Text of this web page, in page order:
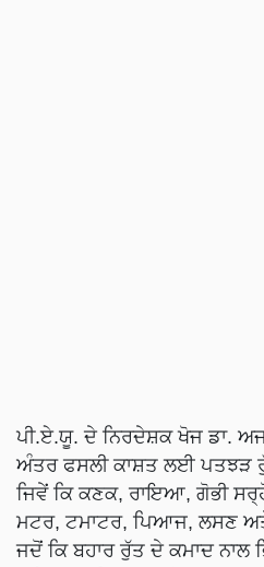
ਪੀ.ਏ.ਯੂ. ਦੇ ਨਿਰਦੇਸ਼ਕ ਖੋਜ ਡਾ.
ਅੰਤਰ ਫਸਲੀ ਕਾਸ਼ਤ ਲਈ ਪਤਝੜ
ਜਿਵੇਂ ਕਿ ਕਣਕ, ਰਾਇਆ, ਗੋਭੀ
ਮਟਰ, ਟਮਾਟਰ, ਪਿਆਜ, ਲਸਣ
ਜਦੋਂ ਕਿ ਬਹਾਰ ਰੁੱਤ ਦੇ ਕਮਾਦ ਨਾਲ